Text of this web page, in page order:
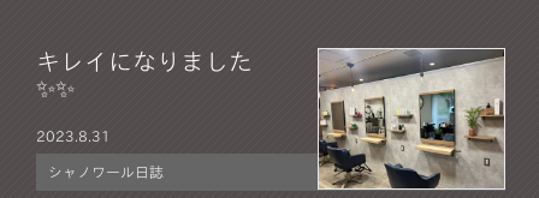
キレイになりました
✨✨
2023. 8.31
シャノワール日誌